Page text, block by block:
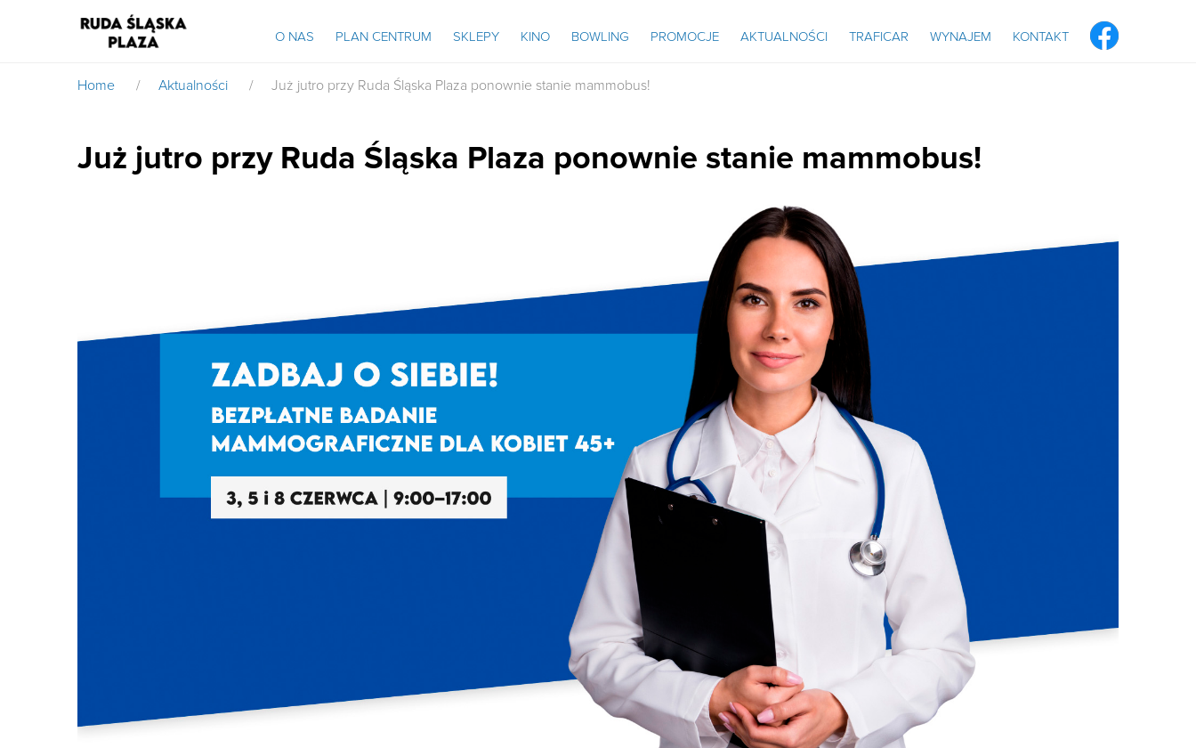
O NAS PLAN CENTRUM SKLEPY KINO BOWLING PROMOCJE AKTUALNOŚCI TRAFICAR WYNAJEM KONTAKT
Home / Aktualności / Już jutro przy Ruda Śląska Plaza ponownie stanie mammobus!
Już jutro przy Ruda Śląska Plaza ponownie stanie mammobus!